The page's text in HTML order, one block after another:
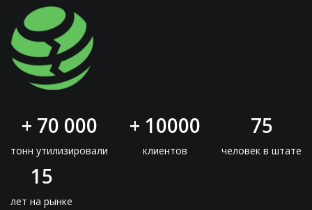
+ 70 000
тонн утилизировали
+ 10000
клиентов
75
человек в штате
15
лет на рынке